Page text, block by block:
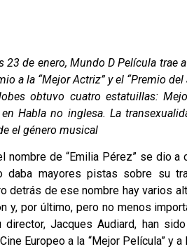
de enero, Mundo D Película trae
a la “Mejor Actriz” y el “Premio
obtuvo cuatro estatuillas:
Habla no inglesa. La
el género musical
nombre de “Emilia Pérez” se dio a
daba mayores pistas sobre su
detrás de ese nombre hay varios
y, por último, pero no menos
Jacques Audiard, han
Europeo a la “Mejor Película” y